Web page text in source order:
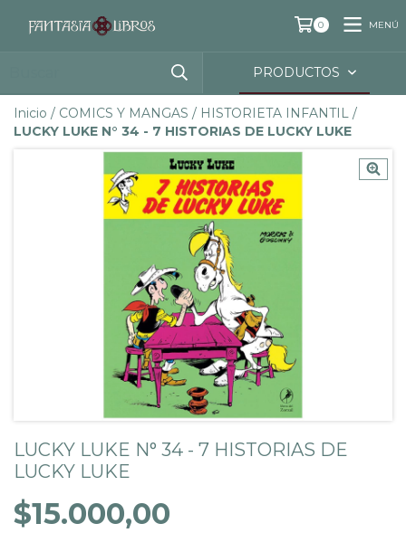
0 MENÚ
PRODUCTOS
Inicio / COMICS Y MANGAS / HISTORIETA INFANTIL /
LUCKY LUKE N° 34 - 7 HISTORIAS DE LUCKY LUKE
LUCKY LUKE N° 34 - 7 HISTORIAS DE
LUCKY LUKE
$15.000,00